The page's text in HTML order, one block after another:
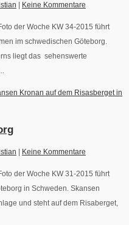
Keine Kommentare
der Woche KW 34-2015 führt
im schwedischen Göteborg.
liegt das sehenswerte
| Keine Kommentare
der Woche KW 31-2015 führt
in Schweden. Skansen
und steht auf dem Risaberget,